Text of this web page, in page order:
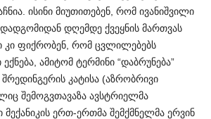
ისინი მიუთითებენ, რომ ივანიშვილი
დღემდე ქვეყნის მართვას
კი ფიქრობენ, რომ ცვლილებებს
ამიტომ ტერმინი “დაბრუნება”
კატისა (აზრობრივი
შემოგვთავაზა ავსტრიელმა
მექანიკის ერთ-ერთმა შემქმნელმა ერვინ